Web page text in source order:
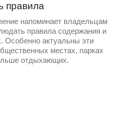
правила
напоминает владельцам
правила содержания и
Особенно актуальны эти
местах, парках
отдыхающих.